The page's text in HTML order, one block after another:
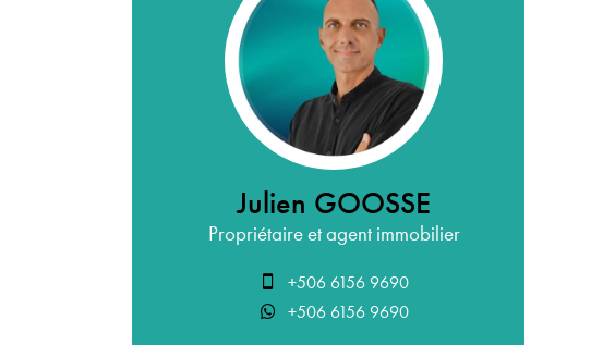
Julien GOOSSE
Propriétaire et agent immobilier
+506 6156 9690
+506 6156 9690